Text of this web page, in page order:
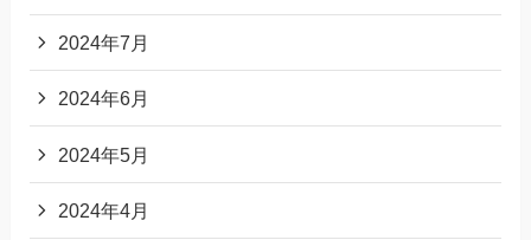
2024年7月
2024年6月
2024年5月
2024年4月